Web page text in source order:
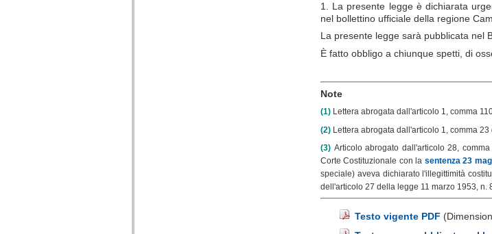
1. La presente legge è dichiarata
nel bollettino ufficiale della regione
La presente legge sarà pubblicata nel
È fatto obbligo a chiunque spetti, di
Note
(1) Lettera abrogata dall'articolo 1, comma
(2) Lettera abrogata dall'articolo 1, comma 23
(3) Articolo abrogato dall'articolo 28,
Corte Costituzionale con la sentenza 23
speciale) aveva dichiarato l'illegittimità
dell'articolo 27 della legge 11 marzo 1953, n.
Testo vigente PDF